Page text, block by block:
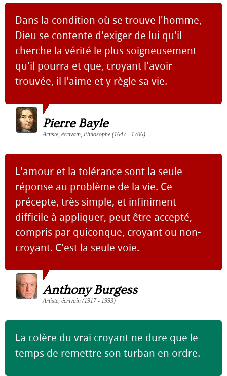
Dans la condition où se trouve l'homme,
Dieu se contente d'exiger de lui qu'il
cherche la vérité le plus soigneusement
qu'il pourra et que, croyant l'avoir
trouvée, il l'aime et y règle sa vie.
Pierre Bayle
Artiste, écrivain, Philosophe (1647 - 1706)
L'amour et la tolérance sont la seule
réponse au problème de la vie. Ce
précepte, très simple, et infiniment
difficile à appliquer, peut être accepté,
compris par quiconque, croyant ou non-
croyant. C'est la seule voie.
Anthony Burgess
Artiste, écrivain (1917 - 1993)
La colère du vrai croyant ne dure que le
temps de remettre son turban en ordre.